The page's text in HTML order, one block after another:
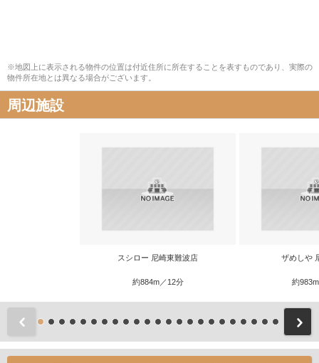
※地図上に表示される物件の位置は付近住所に所在することを表すものであり、実際の
物件所在地とは異なる場合がございます。
周辺施設
スシロー 尼崎東難波店
約884m／12分
ザめしや
約
前